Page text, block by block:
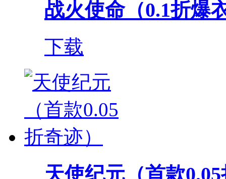
战火使命（0.1折爆
下载
天使纪元（首款